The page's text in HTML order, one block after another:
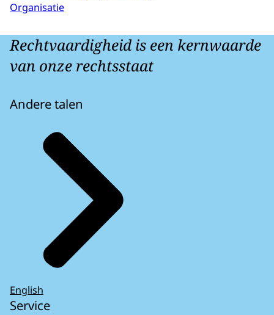
Organisatie
Rechtvaardigheid is een kernwaarde
van onze rechtsstaat
Andere talen
English
Service